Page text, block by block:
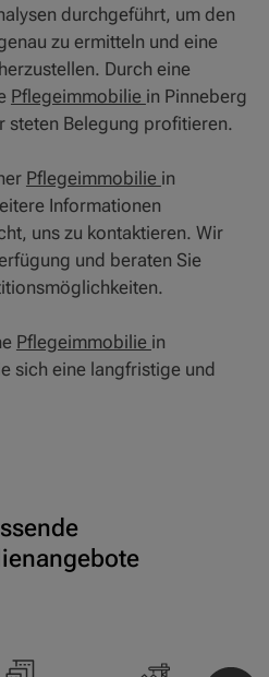
durchgeführt, um den
zu ermitteln und eine
Durch eine
Pflegeimmobilie in Pinneberg
steten Belegung profitieren.
Pflegeimmobilie in
Informationen
uns zu kontaktieren. Wir
und beraten Sie
Pflegeimmobilie in
sich eine langfristige und